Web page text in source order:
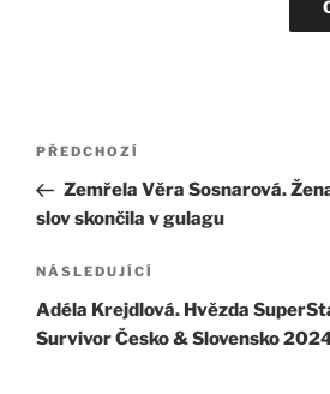
Navigace
příspěvek
Předchozí
příspěvek
PŘEDCHOZÍ
Zemřela Věra Sosnarová.
slov skončila v gulagu
Následující
příspěvek
NÁSLEDUJÍCÍ
Adéla Krejdlová. Hvězda
Survivor Česko & Slovensko